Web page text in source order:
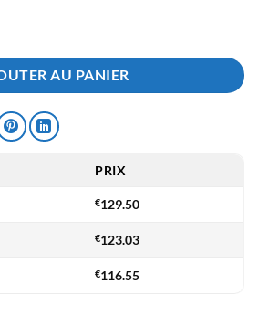
HP W2032X - 415X Jaune Grande
AU PANIER
PRIX
€129.50
€123.03
€116.55